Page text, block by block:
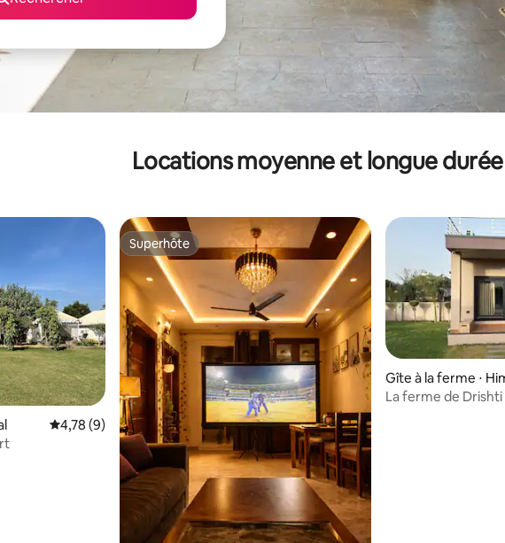
Locations moyenne et longue
Évaluation moyenne sur la base de 9 commentaires : 4,78 sur 5
4,78 (9)
Superhôte
Superhôte
Gîte à la ferme ⋅
La ferme de Drishti